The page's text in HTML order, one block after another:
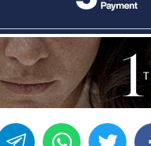
twitter
whats